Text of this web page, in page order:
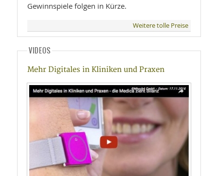
Gewinnspiele folgen in Kürze.
Weitere tolle Preise
VIDEOS
Mehr Digitales in Kliniken und Praxen